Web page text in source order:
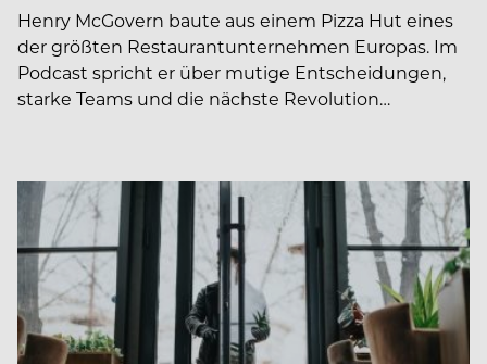
Henry McGovern baute aus einem Pizza Hut eines
der größten Restaurantunternehmen Europas. Im
Podcast spricht er über mutige Entscheidungen,
starke Teams und die nächste Revolution…